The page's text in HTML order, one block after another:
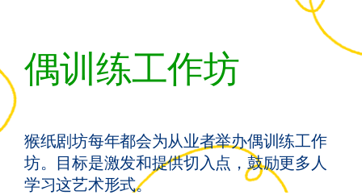
ENGLISH
FOR:
偶训练工作坊
猴纸剧坊每年都会为从业者举办偶训练工作
坊。目标是激发和提供切入点，鼓励更多人
学习这艺术形式。